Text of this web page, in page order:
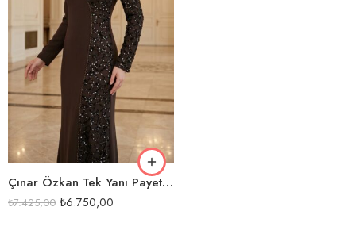
Çınar Özkan Tek Yanı Payet Detaylı Abiye Elbise-5254
₺7.425,00 ₺6.750,00
KAHVE
LACİ